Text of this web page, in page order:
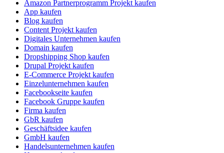
Amazon Partnerprogramm Projekt kaufen
App kaufen
Blog kaufen
Content Projekt kaufen
Digitales Unternehmen kaufen
Domain kaufen
Dropshipping Shop kaufen
Drupal Projekt kaufen
E-Commerce Projekt kaufen
Einzelunternehmen kaufen
Facebookseite kaufen
Facebook Gruppe kaufen
Firma kaufen
GbR kaufen
Geschäftsidee kaufen
GmbH kaufen
Handelsunternehmen kaufen